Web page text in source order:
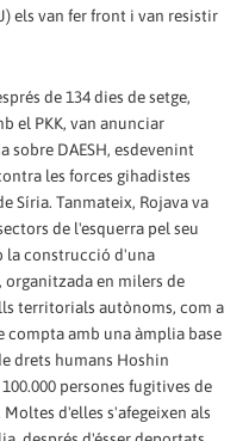
els van fer front i van resistir
de 134 dies de setge,
el PKK, van anunciar
DAESH, esdevenint
les forces gihadistes
Síria. Tanmateix, Rojava va
de l'esquerra pel seu
la construcció d'una
en milers de
territorials autònoms, com a
compta amb una àmplia base
drets humans Hoshin
persones fugitives de
d'elles s'afegeixen als